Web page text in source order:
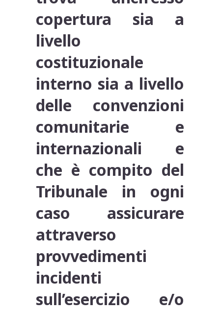
copertura sia a
livello
costituzionale
interno sia a livello
delle convenzioni
comunitarie e
internazionali e
che è compito del
Tribunale in ogni
caso assicurare
attraverso
provvedimenti
incidenti
sull’esercizio e/o